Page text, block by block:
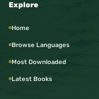
Explore
Home
Browse Languages
Most Downloaded
Latest Books